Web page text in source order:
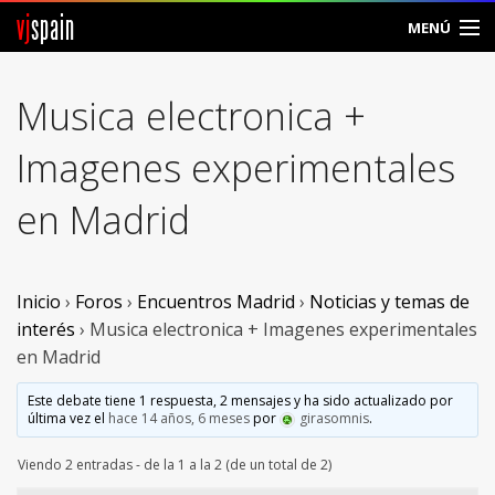
vjspain MENÚ
Foros
Noticias
Vjspain
Ayuda
Entrar
Musica electronica +
Imagenes experimentales
en Madrid
Inicio › Foros › Encuentros Madrid › Noticias y temas de
interés › Musica electronica + Imagenes experimentales
en Madrid
Este debate tiene 1 respuesta, 2 mensajes y ha sido actualizado por
última vez el hace 14 años, 6 mesespor girasomnis.
Viendo 2 entradas - de la 1 a la 2 (de un total de 2)